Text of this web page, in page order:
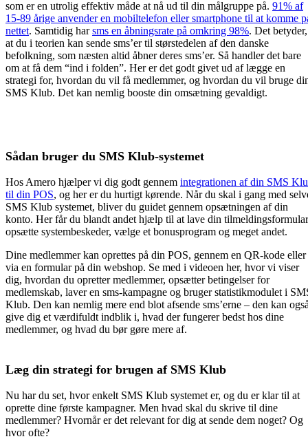
som er en utrolig effektiv måde at nå ud til din målgruppe på. 91% af
15-89 årige anvender en mobiltelefon eller smartphone til at komme
nettet. Samtidig harsms en åbningsrate på omkring 98%. Det betyder,
at du i teorien kan sende sms’er til størstedelen af den danske
befolkning, som næsten altid åbner deres sms’er. Så handler det bare
om at få dem “ind i folden”. Her er det godt givet ud af lægge en
strategi for, hvordan du vil få medlemmer, og hvordan du vil bruge
SMS Klub. Det kan nemlig booste din omsætning gevaldigt.
Sådan bruger du SMS Klub-systemet
Hos Amero hjælper vi dig godt gennem integrationen af din SMS
til din POS, og her er du hurtigt kørende. Når du skal i gang med
SMS Klub systemet, bliver du guidet gennem opsætningen af din
konto. Her får du blandt andet hjælp til at lave din
opsætte systembeskeder, vælge et bonusprogram og meget andet.
Dine medlemmer kan oprettes på din POS, gennem en QR-kode eller
via en formular på din webshop. Se med i videoen her, hvor vi viser
dig, hvordan du opretter medlemmer, opsætter betingelser for
medlemskab, laver en sms-kampagne og bruger statistikmodulet i
Klub. Den kan nemlig mere end blot afsende sms’erne – den kan
give dig et værdifuldt indblik i, hvad der fungerer bedst hos dine
medlemmer, og hvad du bør gøre mere af.
Læg din strategi for brugen af SMS Klub
Nu har du set, hvor enkelt SMS Klub systemet er, og du er klar til at
oprette dine første kampagner. Men hvad skal du skrive til dine
medlemmer? Hvornår er det relevant for dig at sende dem noget? Og
hvor ofte?